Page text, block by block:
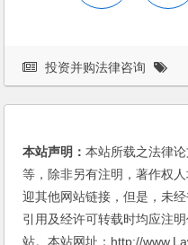
投资并购法律咨询
本站声明：本站所载之法律
等，除非另有注明，著作权
迎其他网站链接，但是，未
引用及经许可转载时均应注
站。本站网址：http://